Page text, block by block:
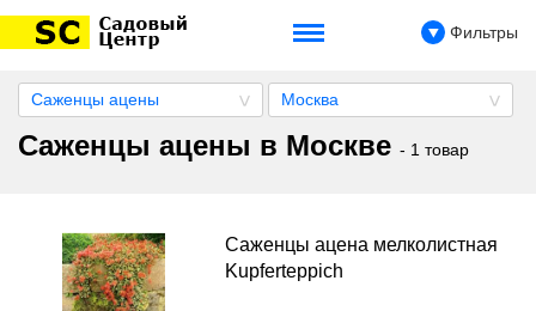
Фильтры
Саженцы ацены Москва
Саженцы ацены в Москве - 1 товар
Саженцы ацена мелколистная
Kupferteppich